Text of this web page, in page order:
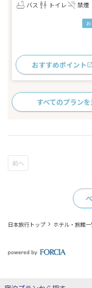
バス
トイレ 禁煙
おすすめポイント
すべてのプラン
日本旅行トップ ホテル・旅館